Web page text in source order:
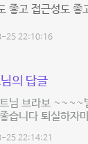
좋고 접근성도
25 22:10:16
의 답글
님 브라보 ~~~~
습니다 퇴실하자
25 22:14:21